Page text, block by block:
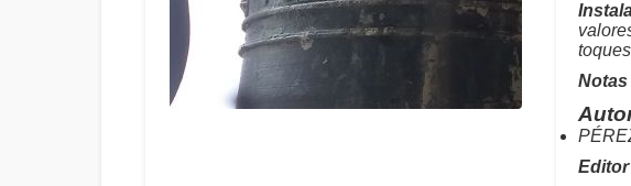
Notas